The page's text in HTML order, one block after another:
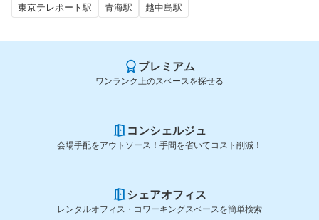
東京テレポート駅
青海駅 越中島駅
プレミアム
ワンランク上のスペースを探せる
コンシェルジュ
会場手配をアウトソース！手間を省いてコスト削減！
シェアオフィス
レンタルオフィス・コワーキングスペースを簡単検索